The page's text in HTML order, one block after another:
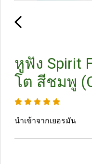
หูฟัง Spirit
โต สีชมพู
นำเข้าจากเยอรมัน